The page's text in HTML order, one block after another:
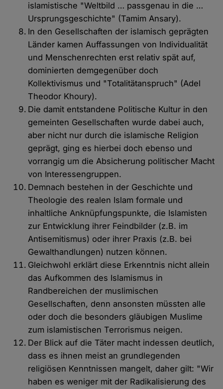
islamistische "Weltbild … passgenau in die …
Ursprungsgeschichte" (Tamim Ansary).
In den Gesellschaften der islamisch geprägten
Länder kamen Auffassungen von Individualität
und Menschenrechten erst relativ spät auf,
dominierten demgegenüber doch
Kollektivismus und "Totalitätanspruch" (Adel
Theodor Khoury).
Die damit entstandene Politische Kultur in den
gemeinten Gesellschaften wurde dabei auch,
aber nicht nur durch die islamische Religion
geprägt, ging es hierbei doch ebenso und
vorrangig um die Absicherung politischer Macht
von Interessengruppen.
Demnach bestehen in der Geschichte und
Theologie des realen Islam formale und
inhaltliche Anknüpfungspunkte, die Islamisten
zur Entwicklung ihrer Feindbilder (z.B. im
Antisemitismus) oder ihrer Praxis (z.B. bei
Gewalthandlungen) nutzen können.
Gleichwohl erklärt diese Erkenntnis nicht allein
das Aufkommen des Islamismus in
Randbereichen der muslimischen
Gesellschaften, denn ansonsten müssten alle
oder doch die besonders gläubigen Muslime
zum islamistischen Terrorismus neigen.
Der Blick auf die Täter macht indessen deutlich,
dass es ihnen meist an grundlegenden
religiösen Kenntnissen mangelt, daher gilt: "Wir
haben es weniger mit der Radikalisierung des